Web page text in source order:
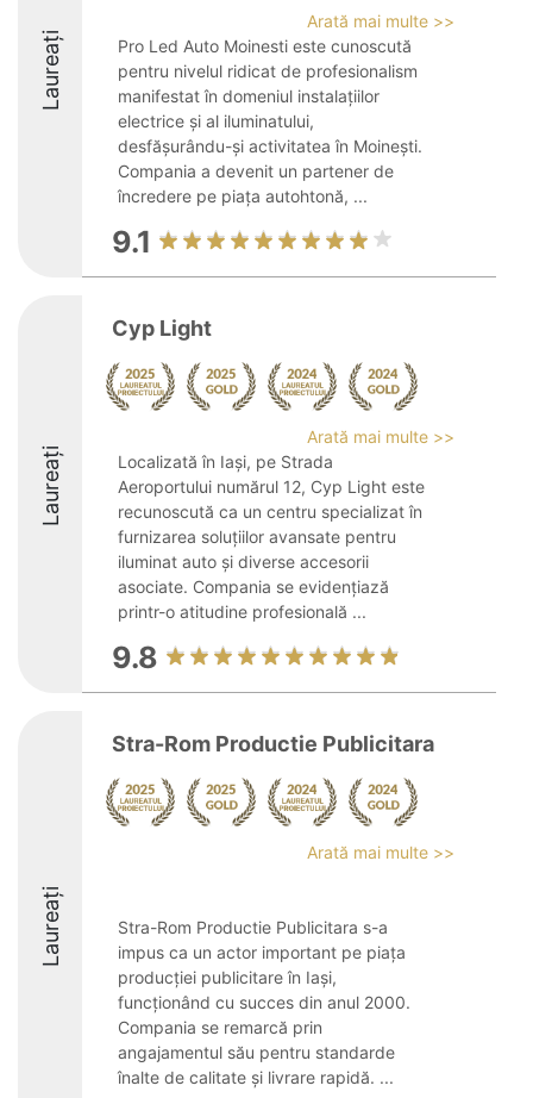
Laureați
Arată mai multe >>
Pro Led Auto Moinesti este cunoscută
pentru nivelul ridicat de profesionalism
manifestat în domeniul instalațiilor
electrice și al iluminatului,
desfășurându-și activitatea în Moinești.
Compania a devenit un partener de
încredere pe piața autohtonă, ...
9.1
Laureați
Cyp Light
Arată mai multe >>
Localizată în Iași, pe Strada
Aeroportului numărul 12, Cyp Light este
recunoscută ca un centru specializat în
furnizarea soluțiilor avansate pentru
iluminat auto și diverse accesorii
asociate. Compania se evidențiază
printr-o atitudine profesională ...
9.8
Laureați
Stra-Rom Productie Publicitara
Arată mai multe >>
Stra-Rom Productie Publicitara s-a
impus ca un actor important pe piața
producției publicitare în Iași,
funcționând cu succes din anul 2000.
Compania se remarcă prin
angajamentul său pentru standarde
înalte de calitate și livrare rapidă. ...